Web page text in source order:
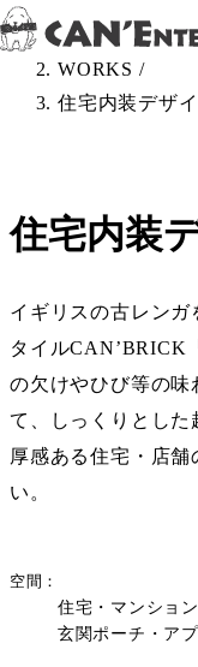
Skip to content
TOP /
WORKS /
住宅内装デザ
住宅内装
イギリスの古レンガ
タイルCAN’BRICK
の欠けやひび等の味
て、しっくりとし
厚感ある住宅・店
い。
空間
住宅・マンション
玄関ポーチ・ア